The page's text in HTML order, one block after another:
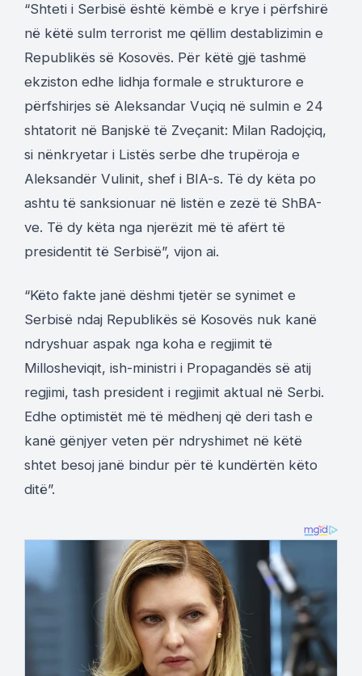
“Shteti i Serbisë është këmbë e krye i përfshirë
në këtë sulm terrorist me qëllim destablizimin e
Republikës së Kosovës. Për këtë gjë tashmë
ekziston edhe lidhja formale e strukturore e
përfshirjes së Aleksandar Vuçiq në sulmin e 24
shtatorit në Banjskë të Zveçanit: Milan Radojçiq,
si nënkryetar i Listës serbe dhe trupëroja e
Aleksandër Vulinit, shef i BIA-s. Të dy këta po
ashtu të sanksionuar në listën e zezë të ShBA-
ve. Të dy këta nga njerëzit më të afërt të
presidentit të Serbisë”, vijon ai.
“Këto fakte janë dëshmi tjetër se synimet e
Serbisë ndaj Republikës së Kosovës nuk kanë
ndryshuar aspak nga koha e regjimit të
Millosheviqit, ish-ministri i Propagandës së atij
regjimi, tash president i regjimit aktual në Serbi.
Edhe optimistët më të mëdhenj që deri tash e
kanë gënjyer veten për ndryshimet në këtë
shtet besoj janë bindur për të kundërtën këto
ditë”.